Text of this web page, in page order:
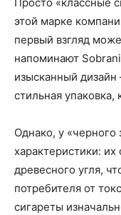
Просто «классные
этой марке
первый взгляд
напоминают
изысканный дизайн
стильная упаковка,
Однако, у «черного
характеристики:
древесного угля,
потребителя от
сигареты